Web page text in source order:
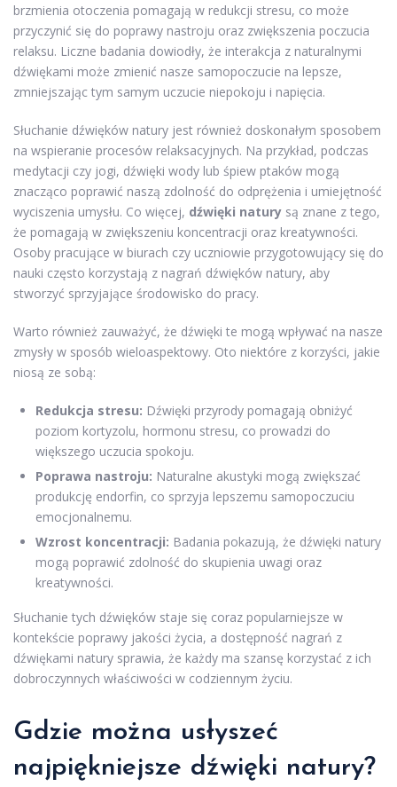
brzmienia otoczenia pomagają w redukcji stresu, co może
przyczynić się do poprawy nastroju oraz zwiększenia poczucia
relaksu. Liczne badania dowiodły, że interakcja z naturalnymi
dźwiękami może zmienić nasze samopoczucie na lepsze,
zmniejszając tym samym uczucie niepokoju i napięcia.
Słuchanie dźwięków natury jest również doskonałym sposobem
na wspieranie procesów relaksacyjnych. Na przykład, podczas
medytacji czy jogi, dźwięki wody lub śpiew ptaków mogą
znacząco poprawić naszą zdolność do odprężenia i umiejętność
wyciszenia umysłu. Co więcej, dźwięki natury są znane z tego,
że pomagają w zwiększeniu koncentracji oraz kreatywności.
Osoby pracujące w biurach czy uczniowie przygotowujący się do
nauki często korzystają z nagrań dźwięków natury, aby
stworzyć sprzyjające środowisko do pracy.
Warto również zauważyć, że dźwięki te mogą wpływać na nasze
zmysły w sposób wieloaspektowy. Oto niektóre z korzyści, jakie
niosą ze sobą:
Redukcja stresu: Dźwięki przyrody pomagają obniżyć
poziom kortyzolu, hormonu stresu, co prowadzi do
większego uczucia spokoju.
Poprawa nastroju: Naturalne akustyki mogą zwiększać
produkcję endorfin, co sprzyja lepszemu samopoczuciu
emocjonalnemu.
Wzrost koncentracji: Badania pokazują, że dźwięki natury
mogą poprawić zdolność do skupienia uwagi oraz
kreatywności.
Słuchanie tych dźwięków staje się coraz popularniejsze w
kontekście poprawy jakości życia, a dostępność nagrań z
dźwiękami natury sprawia, że każdy ma szansę korzystać z ich
dobroczynnych właściwości w codziennym życiu.
Gdzie można usłyszeć
najpiękniejsze dźwięki natury?